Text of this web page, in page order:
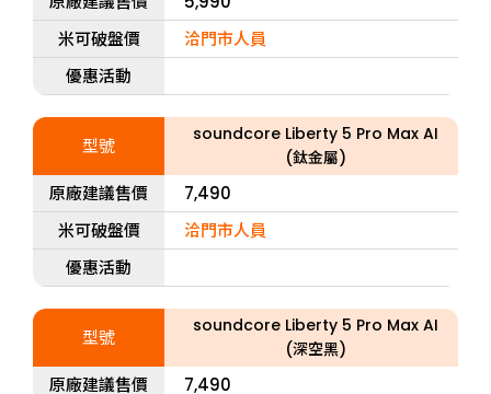
米可破盤價
洽門市人員
優惠活動
型號
soundcore Liberty 5 Pro Max AI
(鈦金屬)
原廠建議售價
7,490
米可破盤價
洽門市人員
優惠活動
型號
soundcore Liberty 5 Pro Max AI
(深空黑)
原廠建議售價
7,490